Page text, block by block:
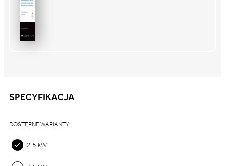
SPECYFIKACJA
DOSTĘPNE WARIANTY:
2.5 kW